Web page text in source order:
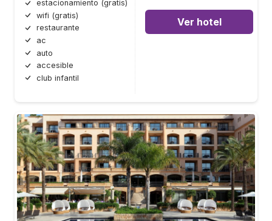
estacionamiento (gratis)
wifi (gratis)
restaurante
ac
auto
accesible
club infantil
Ver hotel